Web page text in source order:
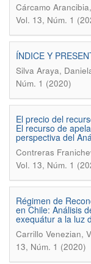
Cárcamo
Vol. 13, Núm. 1
ÍNDICE Y
Silva Araya,
Núm. 1 (2020)
El precio del
El recurso de
perspectiva del
Contreras
Vol. 13, Núm. 1
Régimen de
en Chile: Análisis
exequátur a la luz
Carrillo Venezian,
13, Núm. 1 (2020)